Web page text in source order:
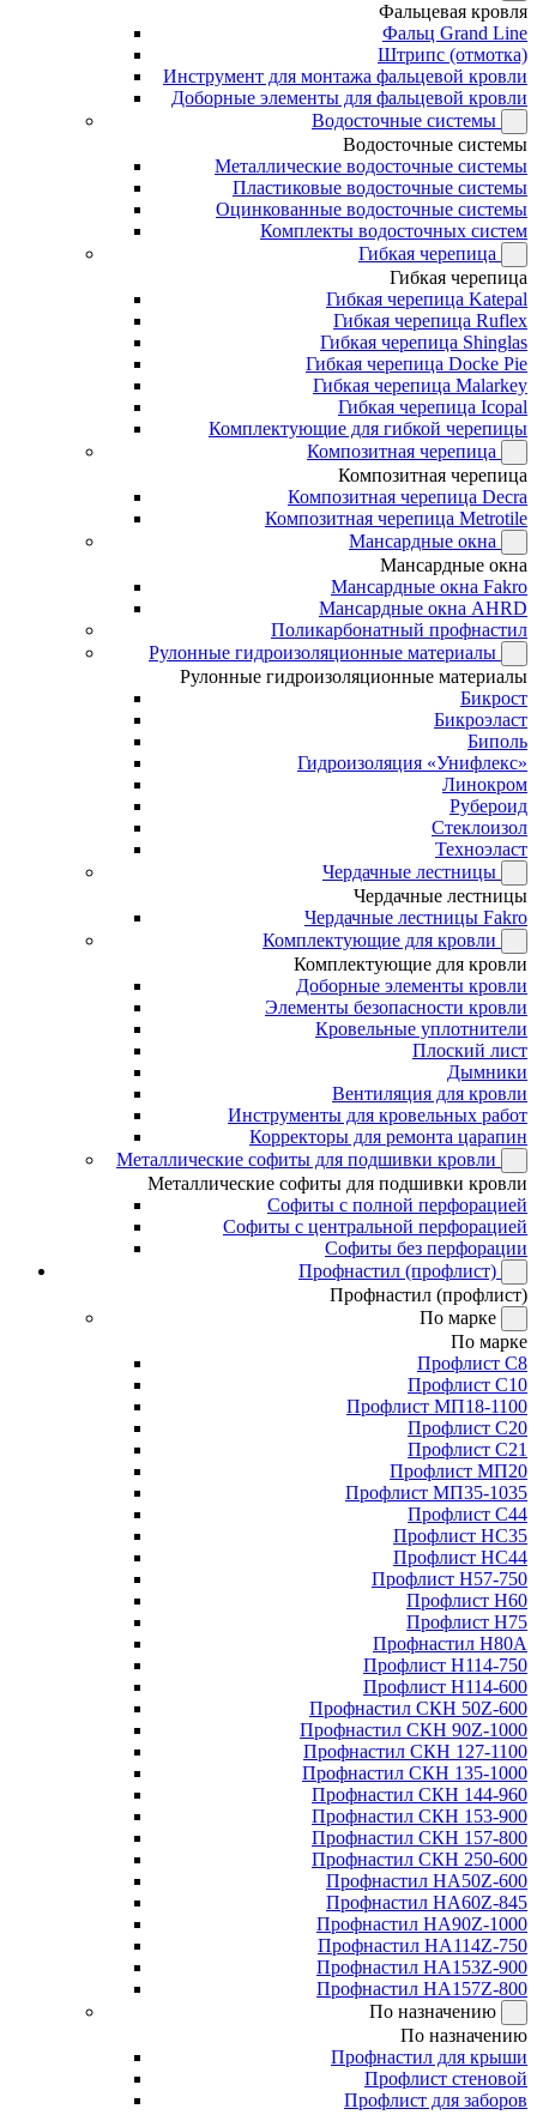
Фальцевая кровля
Фальц Grand Line
Штрипс (отмотка)
Инструмент для монтажа фальцевой кровли
Доборные элементы для фальцевой кровли
Водосточные системы
Водосточные системы
Металлические водосточные системы
Пластиковые водосточные системы
Оцинкованные водосточные системы
Комплекты водосточных систем
Гибкая черепица
Гибкая черепица
Гибкая черепица Katepal
Гибкая черепица Ruflex
Гибкая черепица Shinglas
Гибкая черепица Docke Pie
Гибкая черепица Malarkey
Гибкая черепица Icopal
Комплектующие для гибкой черепицы
Композитная черепица
Композитная черепица
Композитная черепица Decra
Композитная черепица Metrotile
Мансардные окна
Мансардные окна
Мансардные окна Fakro
Мансардные окна AHRD
Поликарбонатный профнастил
Рулонные гидроизоляционные материалы
Рулонные гидроизоляционные материалы
Бикрост
Бикроэласт
Биполь
Гидроизоляция «Унифлекс»
Линокром
Рубероид
Стеклоизол
Техноэласт
Чердачные лестницы
Чердачные лестницы
Чердачные лестницы Fakro
Комплектующие для кровли
Комплектующие для кровли
Доборные элементы кровли
Элементы безопасности кровли
Кровельные уплотнители
Плоский лист
Дымники
Вентиляция для кровли
Инструменты для кровельных работ
Корректоры для ремонта царапин
Металлические софиты для подшивки кровли
Металлические софиты для подшивки кровли
Софиты с полной перфорацией
Софиты с центральной перфорацией
Софиты без перфорации
Профнастил (профлист)
Профнастил (профлист)
По марке
По марке
Профлист С8
Профлист С10
Профлист МП18-1100
Профлист С20
Профлист С21
Профлист МП20
Профлист МП35-1035
Профлист С44
Профлист НС35
Профлист НС44
Профлист Н57-750
Профлист Н60
Профлист Н75
Профнастил Н80А
Профлист Н114-750
Профлист Н114-600
Профнастил СКН 50Z-600
Профнастил СКН 90Z-1000
Профнастил СКН 127-1100
Профнастил СКН 135-1000
Профнастил СКН 144-960
Профнастил СКН 153-900
Профнастил СКН 157-800
Профнастил СКН 250-600
Профнастил НА50Z-600
Профнастил НА60Z-845
Профнастил НА90Z-1000
Профнастил НА114Z-750
Профнастил НА153Z-900
Профнастил НА157Z-800
По назначению
По назначению
Профнастил для крыши
Профлист стеновой
Профлист для заборов